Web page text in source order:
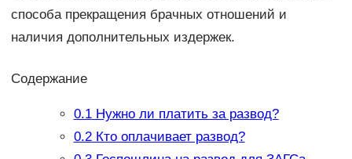
способа прекращения брачных отношений и
наличия дополнительных издержек.
Содержание
0.1Нужно ли платить за развод?
0.2Кто оплачивает развод?